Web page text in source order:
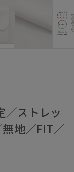
／ストレッ
地／FIT／